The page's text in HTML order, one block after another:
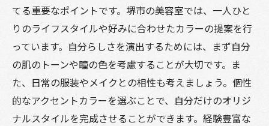
てる重要なポイントです。堺市の美容室では、一人ひと
りのライフスタイルや好みに合わせたカラーの提案を行
っています。自分らしさを演出するためには、まず自分
の肌のトーンや瞳の色を考慮することが大切です。ま
た、日常の服装やメイクとの相性も考えましょう。個性
的なアクセントカラーを選ぶことで、自分だけのオリジ
ナルスタイルを完成させることができます。経験豊富な